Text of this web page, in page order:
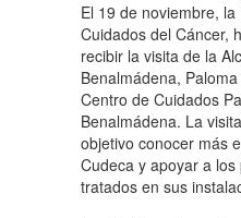
El 19 de noviembre,
Cuidados del Cáncer,
recibir la visita de la
Benalmádena,
Centro de Cuidados
Benalmádena. La
objetivo conocer más
Cudeca y apoyar a
tratados en sus